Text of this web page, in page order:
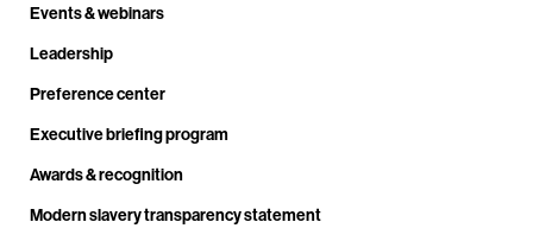
Events & webinars
Leadership
Preference center
Executive briefing program
Awards & recognition
Modern slavery transparency statement